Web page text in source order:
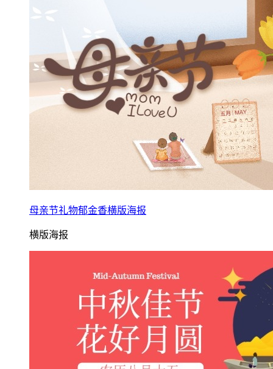
母亲节礼物郁金香横版海报
横版海报